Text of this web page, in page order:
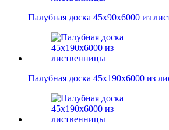
Палубная доска 45х90х6000 из
Палубная доска 45х190х6000 из